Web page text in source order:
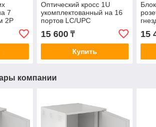
7
2P
Оптический кросс 1U
укомплектованный на 16
портов LC/UPC
15 600₸
Купить
15
компании